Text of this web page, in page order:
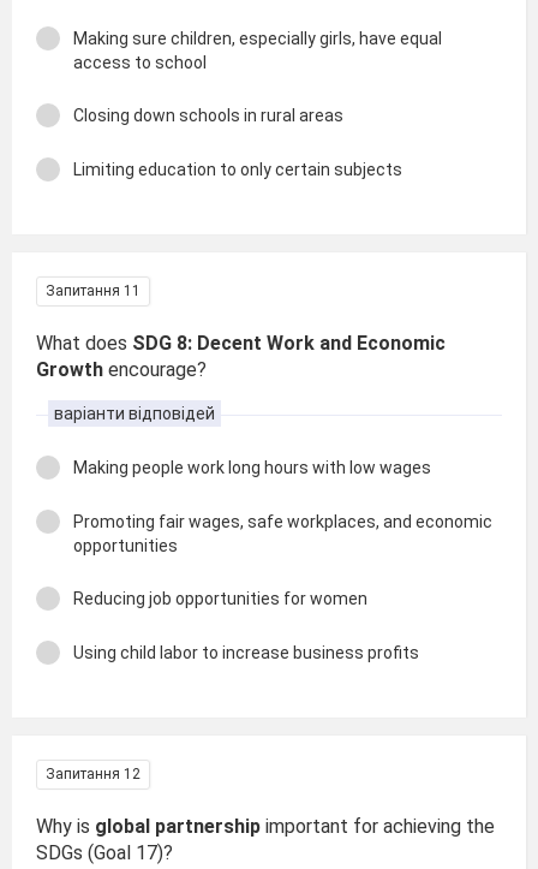
Making sure children, especially girls, have equal
access to school
Closing down schools in rural areas
Limiting education to only certain subjects
Запитання 11
What does SDG 8: Decent Work and Economic
Growth encourage?
варіанти відповідей
Making people work long hours with low wages
Promoting fair wages, safe workplaces, and economic
opportunities
Reducing job opportunities for women
Using child labor to increase business profits
Запитання 12
Why is global partnership important for achieving the
SDGs (Goal 17)?